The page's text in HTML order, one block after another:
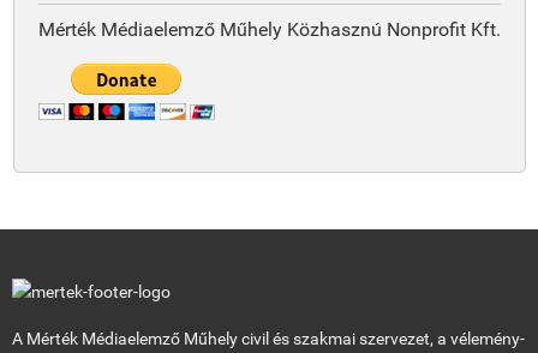
Mérték Médiaelemző Műhely Közhasznú Nonprofit Kft.
A Mérték Médiaelemző Műhely civil és szakmai szervezet, a vélemény-